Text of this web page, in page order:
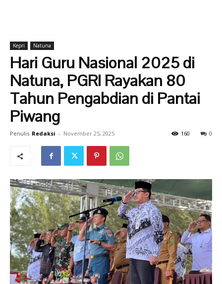
Kepri Natuna
Hari Guru Nasional 2025 di
Natuna, PGRI Rayakan 80
Tahun Pengabdian di Pantai
Piwang
Penulis Redaksi - November 25, 2025 0
160